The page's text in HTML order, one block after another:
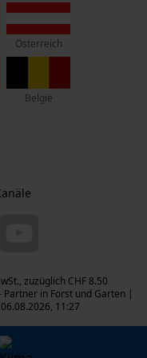
Österreich
België
zuzüglich CHF 8.50
Partner in Forst und Garten |
11:27